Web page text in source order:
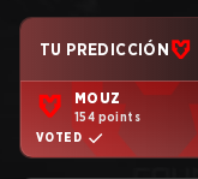
TU PREDICCIÓN
MOUZ
154 points
VOTED